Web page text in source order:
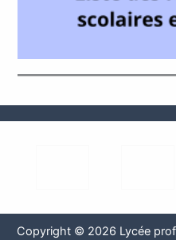
Copyright © 2026 Lycée